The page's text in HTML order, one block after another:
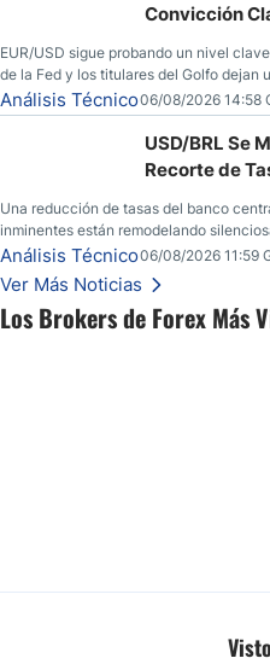
Los Brokers de Forex Más
Convicción
EUR/USD sigue probando un nivel
de la Fed y los titulares del Golfo dejan
convicción real.
Análisis Técnico06/08/2026 14:58
USD/BRL Se
Recorte de
Una reducción de tasas del banco
inminentes están remodelando
Una reducción de tasas por parte del
inminentes están remodelando
Esto es lo que los traders están
Análisis Técnico06/08/2026 11:59
Ver Más Noticias